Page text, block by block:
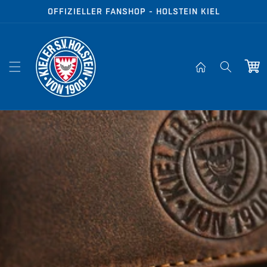
Direkt zumOFFIZIELLER FANSHOP - HOLSTEIN KIEL